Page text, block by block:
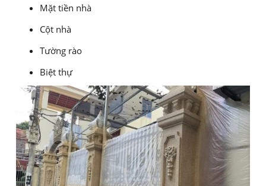
Mặt tiền nhà
Cột nhà
Tường rào
Biệt thự